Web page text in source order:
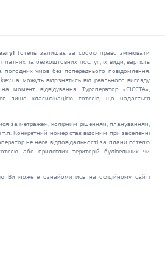
Готель залишає за собою право змінювати
та безкоштовних послуг, їх види, вартість
погодних умов без попереднього повідомлення.
можуть відрізнятись від реального вигляду
момент відвідування. Туроператор «СІЄСТА»,
лише класифікацією готелів, що надається
за метражем, колірним рішенням, плануванням,
т.п. Конкретний номер стає відомим при заселенні
не несе відповідальності за плани готелю
або прилеглих територій будівельних чи
Ви можете ознайомитись на офіційному сайті